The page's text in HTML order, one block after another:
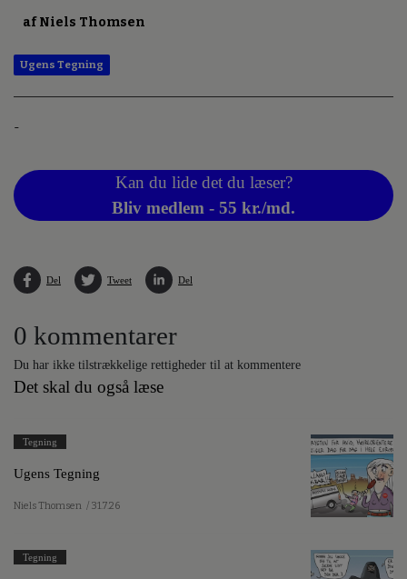
af Niels Thomsen
Ugens Tegning
-
Kan du lide det du læser?
Bliv medlem - 55 kr./md.
Del Tweet Del
0 kommentarer
Du har ikke tilstrækkelige rettigheder til at kommentere
Det skal du også læse
Tegning
Ugens Tegning
Niels Thomsen / 31.7.26
Tegning